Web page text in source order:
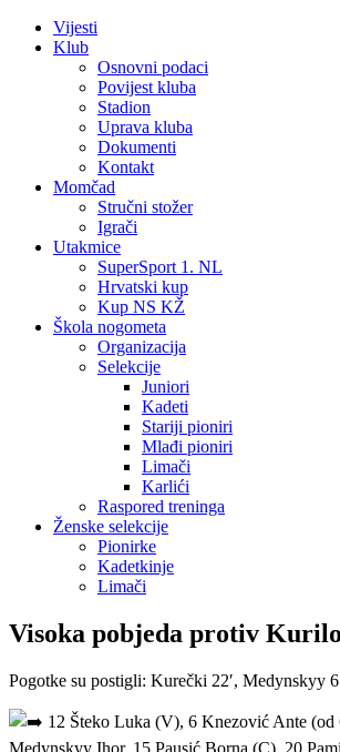
Vijesti
Klub
Osnovni podaci
Povijest kluba
Stadion
Uprava kluba
Dokumenti
Kontakt
Momčad
Stručni stožer
Igrači
Utakmice
SuperSport 1. NL
Hrvatski kup
Kup NS KŽ
Škola nogometa
Organizacija
Selekcije
Juniori
Kadeti
Stariji pioniri
Mlađi pioniri
Limači
Karlići
Raspored treninga
Ženske selekcije
Pionirke
Kadetkinje
Limači
Visoka pobjeda protiv
Pogotke su postigli: Kurečki 22′, Medynskyy
12 Šteko Luka (V), 6 Knezović Ante (od
Medynskyy Ihor, 15 Pausić Borna (C), 20